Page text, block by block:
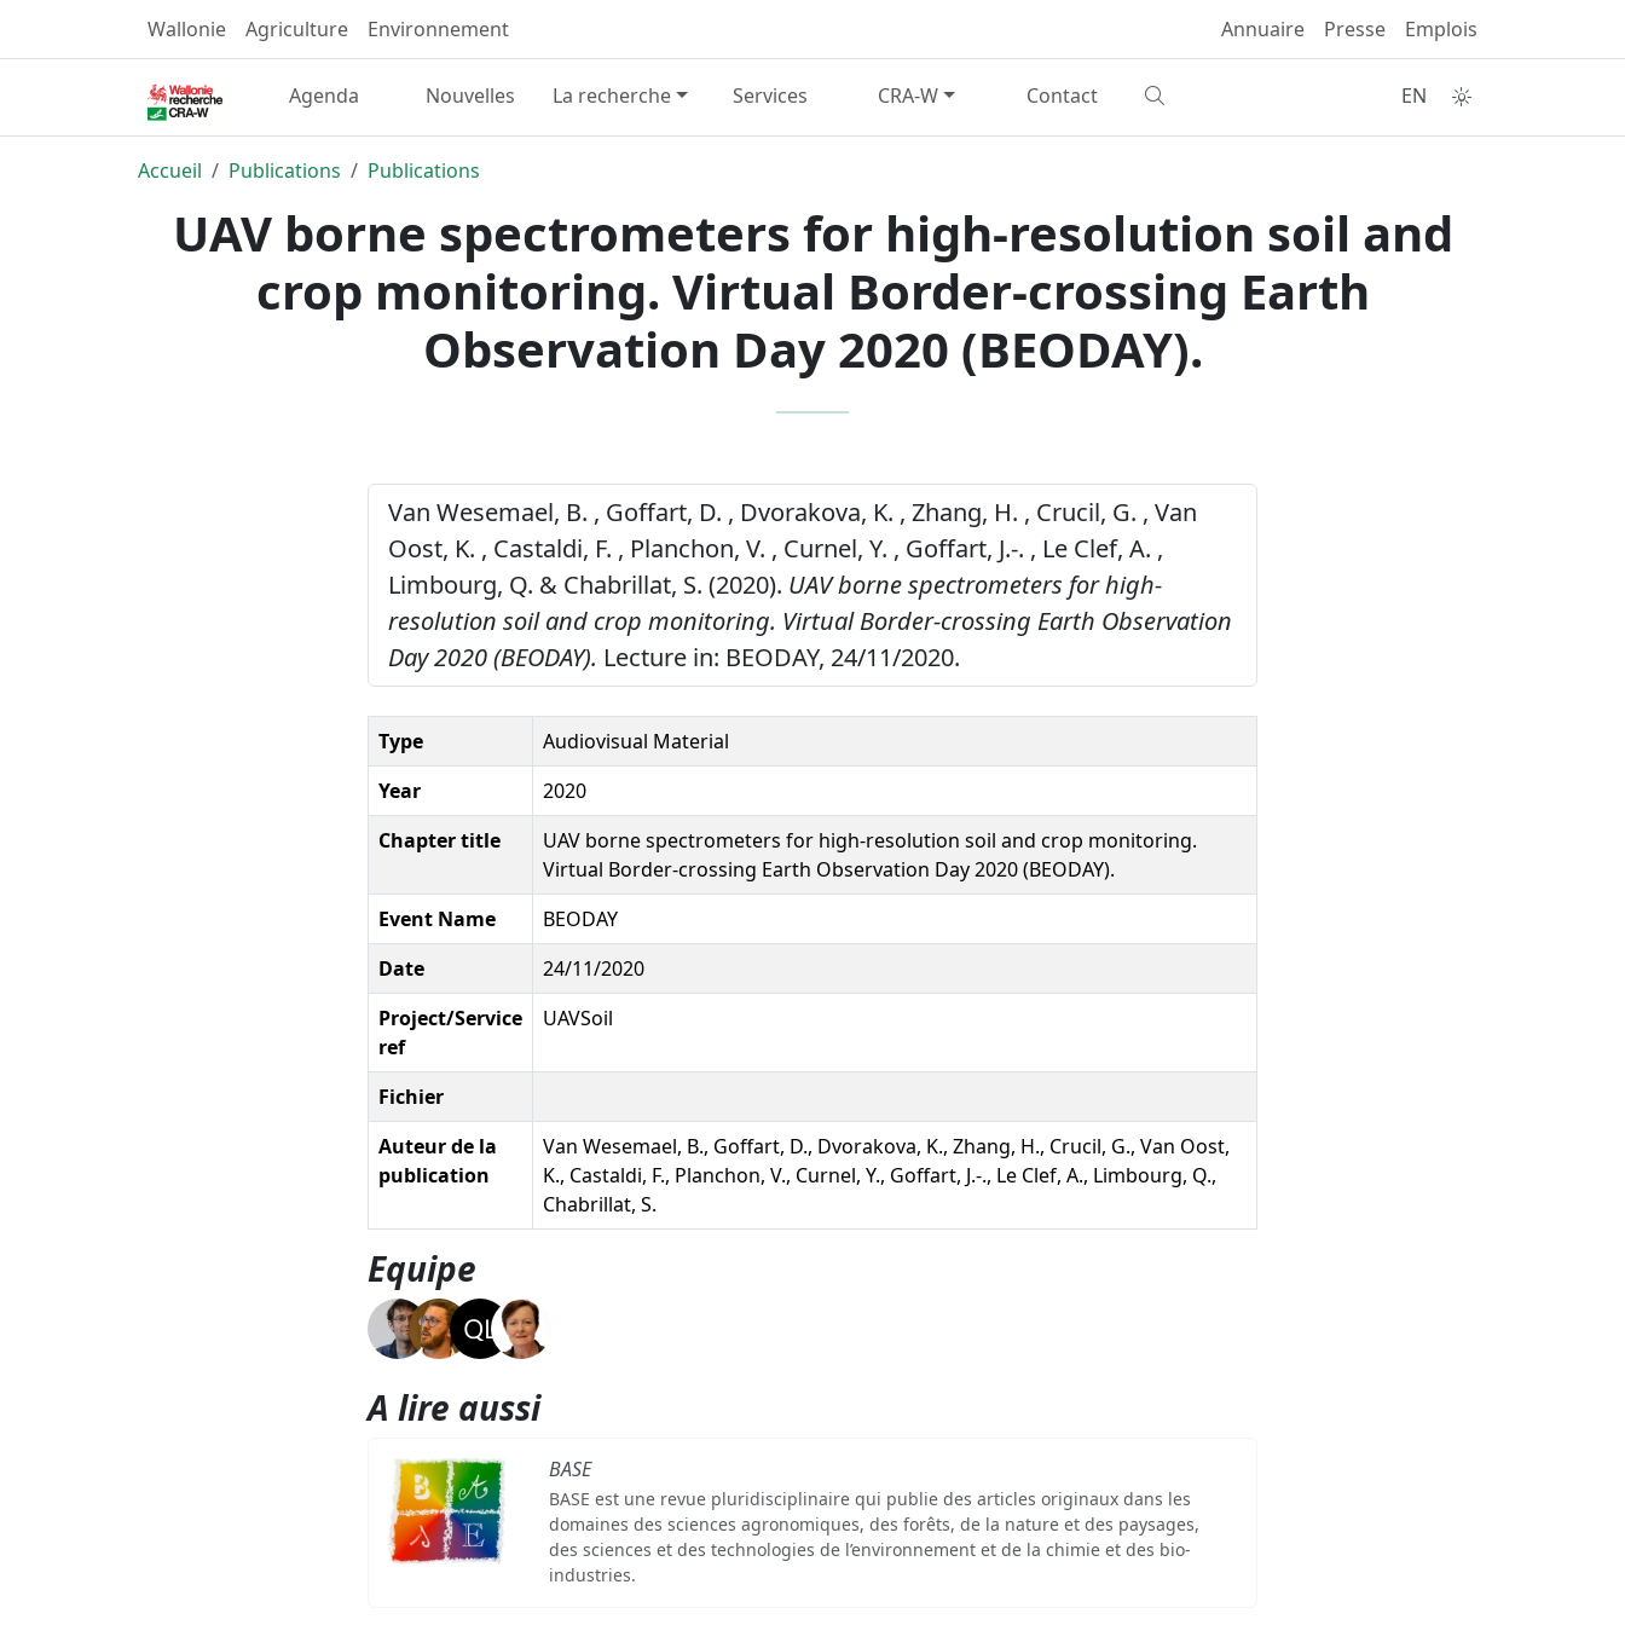
Wallonie Agriculture Environnement Annuaire Presse Emplois
Agenda Nouvelles La recherche Services CRA-W Contact EN
Accueil Publications Publications
UAV borne spectrometers for high-resolution soil and
crop monitoring. Virtual Border-crossing Earth
Observation Day 2020 (BEODAY).
Van Wesemael, B. , Goffart, D. , Dvorakova, K. , Zhang, H. , Crucil, G. , Van
Oost, K. , Castaldi, F. , Planchon, V. , Curnel, Y. , Goffart, J.-. , Le Clef, A. ,
Limbourg, Q. & Chabrillat, S. (2020). UAV borne spectrometers for high-
resolution soil and crop monitoring. Virtual Border-crossing Earth Observation
Day 2020 (BEODAY). Lecture in: BEODAY, 24/11/2020.
Type
Audiovisual Material
Year
2020
Chapter title
UAV borne spectrometers for high-resolution soil and crop monitoring.
Virtual Border-crossing Earth Observation Day 2020 (BEODAY).
Event Name
BEODAY
Date
24/11/2020
Project/Service
ref
UAVSoil
Fichier
Auteur de la
publication
Van Wesemael, B., Goffart, D., Dvorakova, K., Zhang, H., Crucil, G., Van Oost,
K., Castaldi, F., Planchon, V., Curnel, Y., Goffart, J.-., Le Clef, A., Limbourg, Q.,
Chabrillat, S.
Equipe
A lire aussi
BASE
BASE est une revue pluridisciplinaire qui publie des articles originaux dans les
domaines des sciences agronomiques, des forêts, de la nature et des paysages,
des sciences et des technologies de l’environnement et de la chimie et des bio-
industries.